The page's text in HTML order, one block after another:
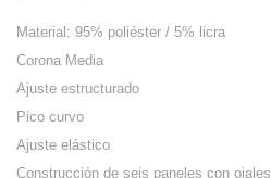
Material: 95% poliéster / 5% licra
Corona Media
Ajuste estructurado
Pico curvo
Ajuste elástico
Construcción de seis paneles con ojales